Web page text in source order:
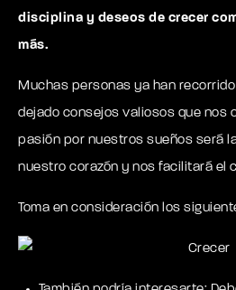
disciplina y deseos de crecer
más.
Muchas personas ya han
dejado consejos valiosos que nos
pasión por nuestros sueños será
nuestro corazón y nos facilitará el
Toma en consideración los